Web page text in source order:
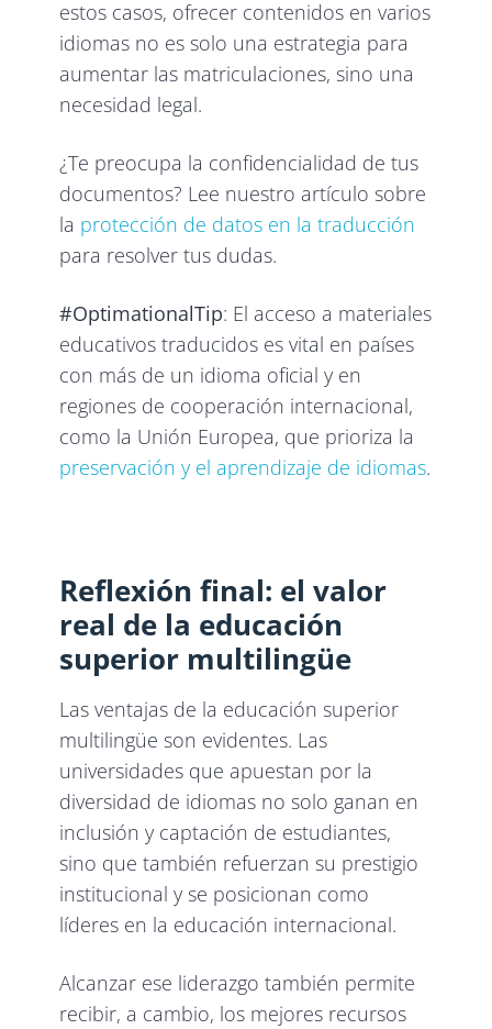
estos casos, ofrecer contenidos en varios
idiomas no es solo una estrategia para
aumentar las matriculaciones, sino una
necesidad legal.
¿Te preocupa la confidencialidad de tus
documentos? Lee nuestro artículo sobre
la protección de datos en la traducción
para resolver tus dudas.
#OptimationalTip: El acceso a materiales
educativos traducidos es vital en países
con más de un idioma oficial y en
regiones de cooperación internacional,
como la Unión Europea, que prioriza la
preservación y el aprendizaje de idiomas.
Reflexión final: el valor
real de la educación
superior multilingüe
Las ventajas de la educación superior
multilingüe son evidentes. Las
universidades que apuestan por la
diversidad de idiomas no solo ganan en
inclusión y captación de estudiantes,
sino que también refuerzan su prestigio
institucional y se posicionan como
líderes en la educación internacional.
Alcanzar ese liderazgo también permite
recibir, a cambio, los mejores recursos